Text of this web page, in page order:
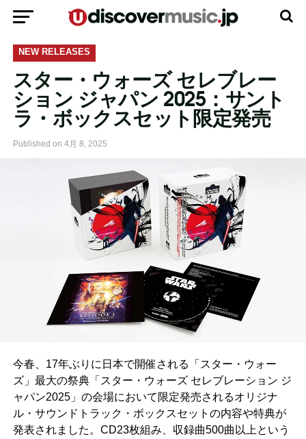
NEW RELEASES
スター・ウォーズ セレブレー
ション ジャパン 2025：サント
ラ・ボックスセット限定発売
Published on 4月 8, 2025
今春、17年ぶりに日本で開催される「スター・ウォー
ズ」最大の祭典「スター・ウォーズ セレブレーション ジ
ャパン2025」の会場において限定発売されるオリジナ
ル・サウンドトラック・ボックスセットの内容や特典が
発表されました。CD23枚組み、収録曲500曲以上という
モバイルバージョンに移動